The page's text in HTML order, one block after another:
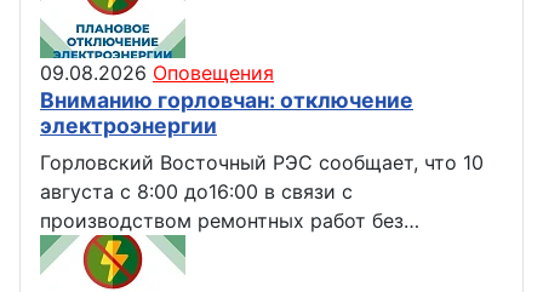
09.08.2026 Оповещения
Вниманию горловчан: отключение
электроэнергии
Горловский Восточный РЭС сообщает, что 10
августа с 8:00 до16:00 в связи с
производством ремонтных работ без…